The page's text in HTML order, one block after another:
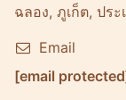
ฉลอง, ภูเก็ต, ประ
Email
[email